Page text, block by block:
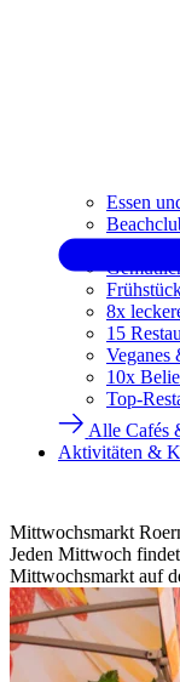
Essen
Eisdielen
8x
15
Veganes
10x
Top-
Alle Cafés
Aktivitäten &
Mittwochsmarkt
Jeden Mittwoch
Mittwochsmarkt auf